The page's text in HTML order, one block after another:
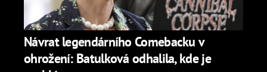
Návrat legendárního Comebacku v
ohrožení: Batulková odhalila, kde je